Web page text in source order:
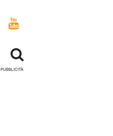
PUBBLICITÀ